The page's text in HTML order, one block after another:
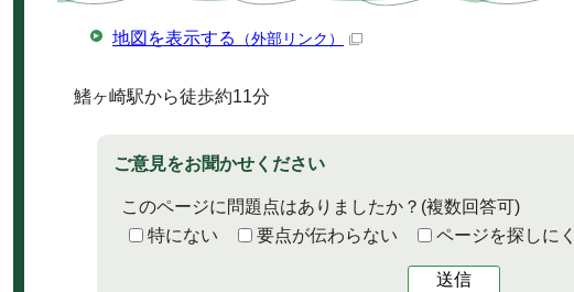
地図を表示する （外部リンク）
鰭ヶ崎駅から徒歩約11分
ご意見をお聞かせください
このページに問題点はありましたか？ (複数回答可)
特にない
要点が伝わらない ページを探しに
送信